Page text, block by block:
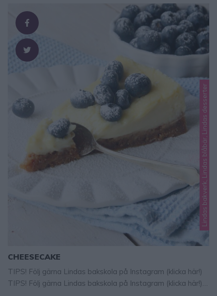
Lindas bakverk, Lindas blåbär, Lindas desserter
CHEESECAKE
TIPS! Följ gärna Lindas bakskola på Instagram (klicka här!)
TIPS! Följ gärna Lindas bakskola på Instagram (klicka här!)